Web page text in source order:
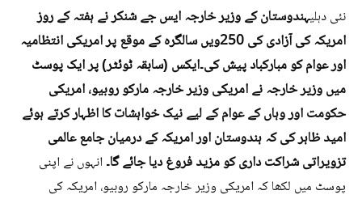
نئی دہلیہندوستان کے وزیر خارجہ ایس جے شنکر نے ہفتہ کے روز
امریکہ کی آزادی کی 250ویں سالگرہ کے موقع پر امریکی انتظامیہ
اور عوام کو مبارکباد پیش کی۔ایکس (سابقہ ٹوئٹر) پر ایک پوسٹ
میں وزیر خارجہ نے امریکی وزیر خارجہ مارکو روبیو، امریکی
حکومت اور وہاں کے عوام کے لیے نیک خواہشات کا اظہار کرتے ہوئے
امید ظاہر کی کہ ہندوستان اور امریکہ کے درمیان جامع عالمی
تزویراتی شراکت داری کو مزید فروغ دیا جائے گا۔ انہوں نے اپنی
پوسٹ میں لکھا کہ امریکی وزیر خارجہ مارکو روبیو، امریکہ کی